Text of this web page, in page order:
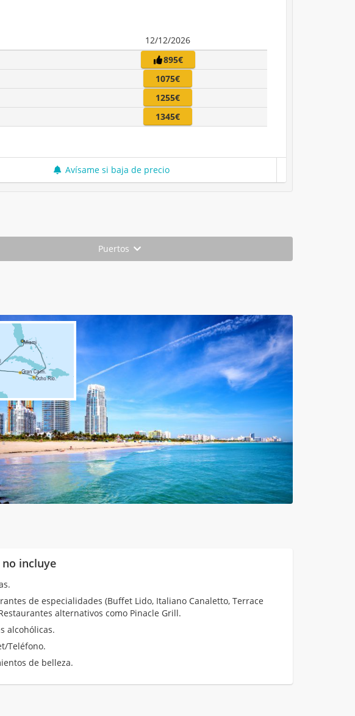
12/12/2026
895€
1075€
1255€
1345€
Avísame si baja de precio
Puertos
no incluye
de especialidades (Buffet Lido, Italiano Canaletto, Terrace
alternativos como Pinacle Grill.
alcohólicas.
Teléfono.
de belleza.